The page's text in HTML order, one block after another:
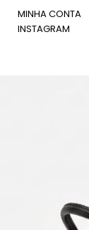
MINHA CONTA
INSTAGRAM